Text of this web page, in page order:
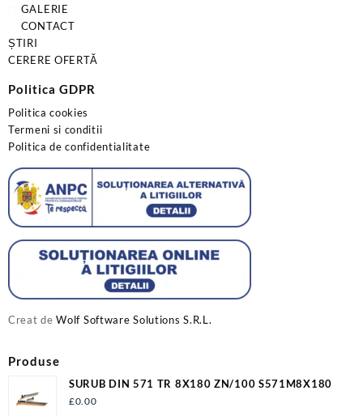
GALERIE
CONTACT
ȘTIRI
CERERE OFERTĂ
Politica GDPR
Politica cookies
Termeni si conditii
Politica de confidentialitate
Creat deWolf Software Solutions S.R.L.
Produse
SURUB DIN 571 TR 8X180 ZN/100 S571M8X180
£0.00